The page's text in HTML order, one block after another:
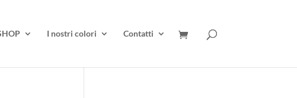
I nostri colori Contatti